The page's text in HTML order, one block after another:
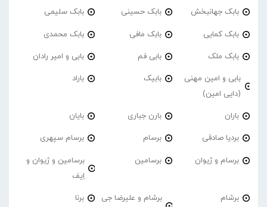
بابک جهانبخش بابک حسینی بابک سلیمی
بابک کمایی بابک مافی بابک محمدی
بابک ملک بابی فم بابی و امیر رادان
بابی و امین مهنی
(دایی امین)
بابیک باراد
باران بارن جباری بایان
بردیا صادقی برسام برسام سپهری
برسام و ژیوان برسامین
برسامین و ژیوان و
اِیف
برشام
برشام و علیرضا جی
برنا